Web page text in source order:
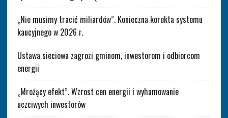
„Nie musimy tracić miliardów”. Konieczna korekta systemu
kaucyjnego w 2026 r.
Ustawa sieciowa zagrozi gminom, inwestorom i odbiorcom
energii
„Mrożący efekt”. Wzrost cen energii i wyhamowanie
uczciwych inwestorów